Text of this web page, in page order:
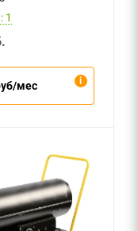
1
мес